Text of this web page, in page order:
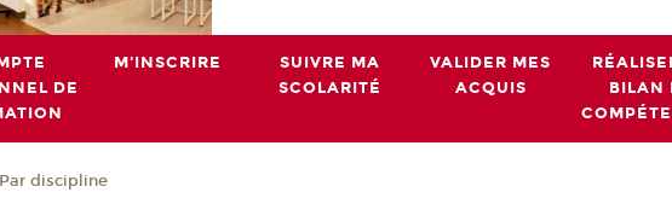
DE
M'INSCRIRE
SUIVRE MA
SCOLARITÉ
VALIDER MES
ACQUIS
BILAN
Par discipline